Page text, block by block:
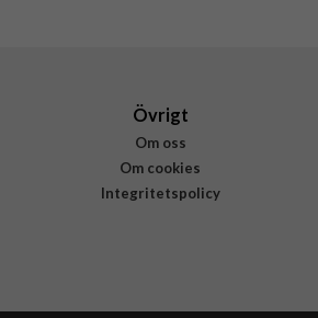
Övrigt
Om oss
Om cookies
Integritetspolicy